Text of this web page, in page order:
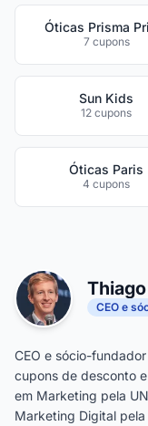
Óticas Prisma
7 cupons
Sun Kids
12 cupons
Óticas Paris
4 cupons
CEO e
CEO e sócio-
cupons de desconto
em Marketing pela
Marketing Digital